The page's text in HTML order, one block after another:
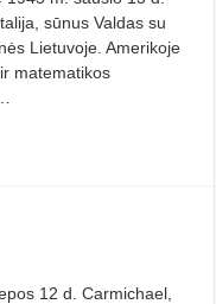
sūnus Valdas su
Lietuvoje. Amerikoje
matematikos
12 d. Carmichael,